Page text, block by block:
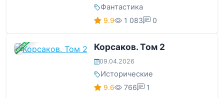
Фантастика
9.9 1 083 0
ЗАВЕРШЕНА Корсаков. Том 2
09.04.2026
Исторические
9.6 766 1